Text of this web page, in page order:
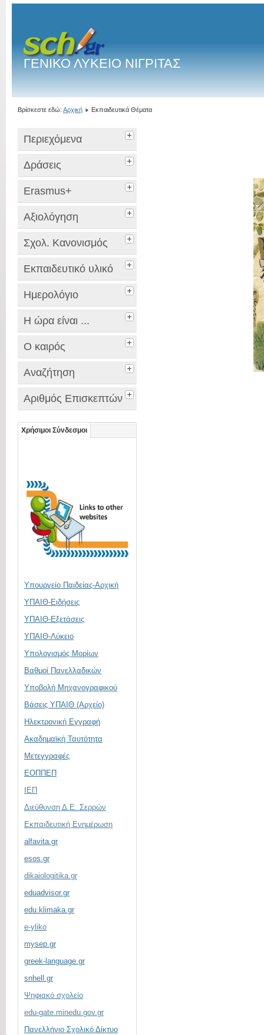
ΓΕΝΙΚΟ ΛΥΚΕΙΟ ΝΙΓΡΙΤΑΣ
Βρίσκεστε εδώ: Αρχική Εκπαιδευτικά Θέματα
Περιεχόμενα
Δράσεις
Erasmus+
Αξιολόγηση
Σχολ. Κανονισμός
Εκπαιδευτικό υλικό
Ημερολόγιο
Η ώρα είναι ...
Ο καιρός
Αναζήτηση
Αριθμός Επισκεπτών
Χρήσιμοι Σύνδεσμοι
Υπουργείο Παιδείας-Αρχική
ΥΠΑΙΘ-Ειδήσεις
ΥΠΑΙΘ-Εξετάσεις
ΥΠΑΙΘ-Λύκειο
Υπολογισμός Μορίων
Βαθμοί Πανελλαδικών
Υποβολή Μηχανογραφικού
Βάσεις ΥΠΑΙΘ (Αρχείο)
Ηλεκτρονική Eγγραφή
Ακαδημαϊκή Ταυτότητα
Μετεγγραφές
ΕΟΠΠΕΠ
ΙΕΠ
Διεύθυνση Δ.Ε. Σερρών
Εκπαιδευτική Ενημέρωση
alfavita.gr
esos.gr
dikaiologitika.gr
eduadvisor.gr
edu.klimaka.gr
e-yliko
mysep.gr
greek-language.gr
snhell.gr
Ψηφιακό σχολείο
edu-gate.minedu.gov.gr
Πανελλήνιο Σχολικό Δίκτυο